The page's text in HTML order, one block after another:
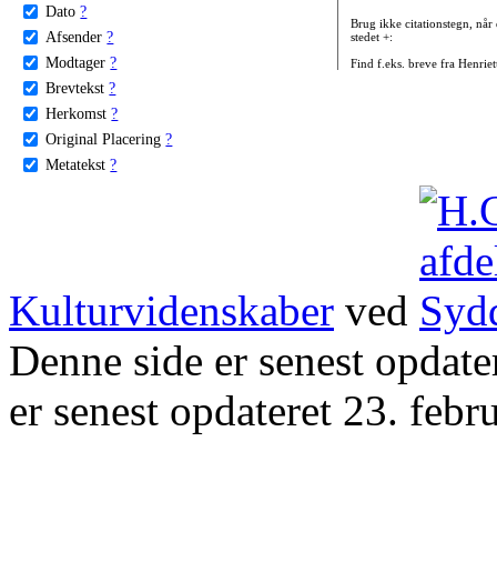
Dato ?
Afsender ?
Modtager ?
Brevtekst ?
Herkomst ?
Original Placering ?
Metatekst ?
Brug ikke citationstegn, når
stedet +:
Find f.eks. breve fra
Kulturvidenskaber ved
Denne side er senest
er senest opdateret 23.